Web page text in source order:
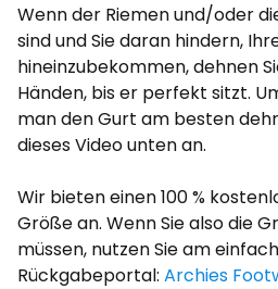
Wenn der Riemen und/oder
sind und Sie daran hindern,
hineinzubekommen, dehnen
Händen, bis er perfekt sitzt.
man den Gurt am besten
dieses Video unten an.
Wir bieten einen 100 %
Größe an. Wenn Sie also die
müssen, nutzen Sie am
Rückgabeportal: Archies